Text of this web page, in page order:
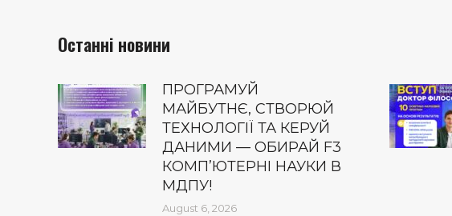
Останні новини
ПРОГРАМУЙ
МАЙБУТНЄ, СТВОРЮЙ
ТЕХНОЛОГІЇ ТА КЕРУЙ
ДАНИМИ — ОБИРАЙ F3
КОМП’ЮТЕРНІ НАУКИ В
МДПУ!
August 6, 2026